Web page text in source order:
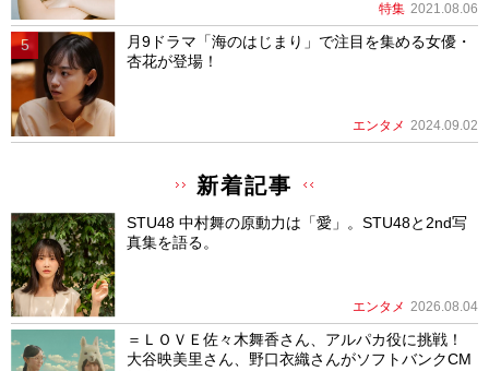
特集 2021.08.06
月9ドラマ「海のはじまり」で注目を集める女優・
杏花が登場！
エンタメ 2024.09.02
新着記事
STU48 中村舞の原動力は「愛」。STU48と2nd写
真集を語る。
エンタメ 2026.08.04
＝ＬＯＶＥ佐々木舞香さん、アルパカ役に挑戦！
大谷映美里さん、野口衣織さんがソフトバンクCM